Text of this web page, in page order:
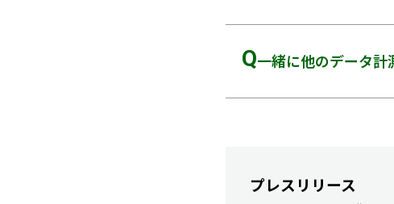
Aはい、可能です。
Q一緒に他のデータ計
Aはい、可能です。
プレスリリース